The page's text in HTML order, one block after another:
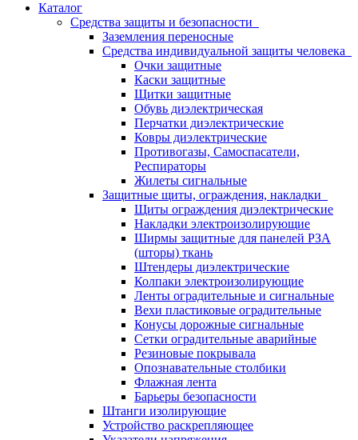
Каталог
Средства защиты и безопасности
Заземления переносные
Средства индивидуальной защиты человека
Очки защитные
Каски защитные
Щитки защитные
Обувь диэлектрическая
Перчатки диэлектрические
Ковры диэлектрические
Противогазы, Самоспасатели,
Респираторы
Жилеты сигнальные
Защитные щиты, ограждения, накладки
Щиты ограждения диэлектрические
Накладки электроизолирующие
Ширмы защитные для панелей РЗА
(шторы) ткань
Штендеры диэлектрические
Колпаки электроизолирующие
Ленты оградительные и сигнальные
Вехи пластиковые оградительные
Конусы дорожные сигнальные
Сетки оградительные аварийные
Резиновые покрывала
Опознавательные столбики
Флажная лента
Барьеры безопасности
Штанги изолирующие
Устройство раскрепляющее